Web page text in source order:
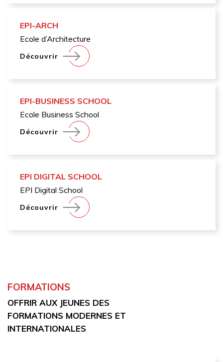
EPI-ARCH
Ecole d’Architecture
Découvrir
EPI-BUSINESS SCHOOL
Ecole Business School
Découvrir
EPI DIGITAL SCHOOL
EPI Digital School
Découvrir
FORMATIONS
OFFRIR AUX JEUNES DES
FORMATIONS MODERNES ET
INTERNATIONALES